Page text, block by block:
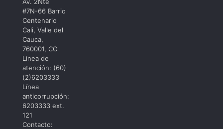
#7N-66 Barrio
Centenario
Cali, Valle del
Cauca,
760001, CO
Linea de
atención: (60)
(2)6203333
Línea
anticorrupción:
6203333 ext.
121
Contacto: